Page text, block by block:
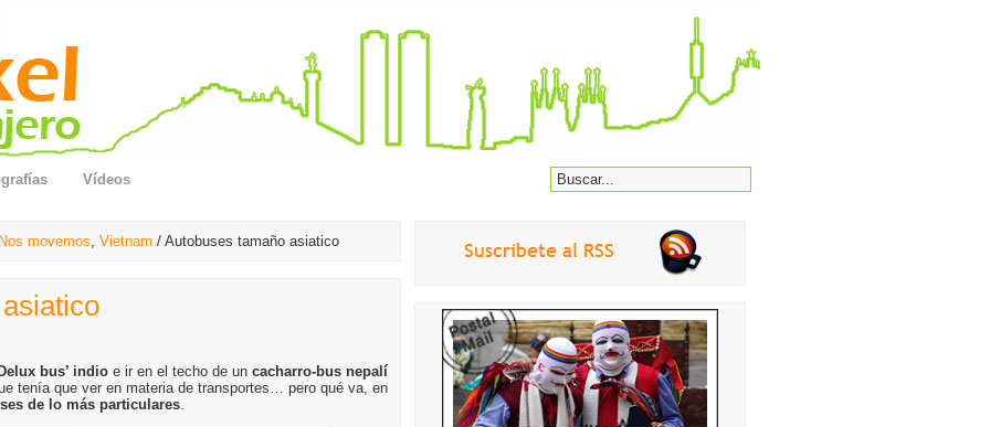
Vídeos
Nos movemos, Vietnam / Autobuses tamaño asiatico
bus’ indio e ir en el techo de un cacharro-bus nepalí
tenía que ver en materia de transportes… pero qué va, en
de lo más particulares.